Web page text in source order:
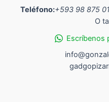
Teléfono:+593 98 875
O
Escríbenos